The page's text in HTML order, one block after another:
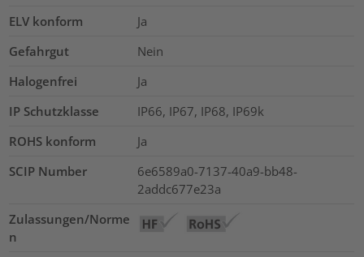
ELV konform
Ja
Gefahrgut
Nein
Halogenfrei
Ja
IP Schutzklasse
IP66, IP67, IP68, IP69k
ROHS konform
Ja
SCIP Number
6e6589a0-7137-40a9-bb48-
2addc677e23a
Zulassungen/Norme
n